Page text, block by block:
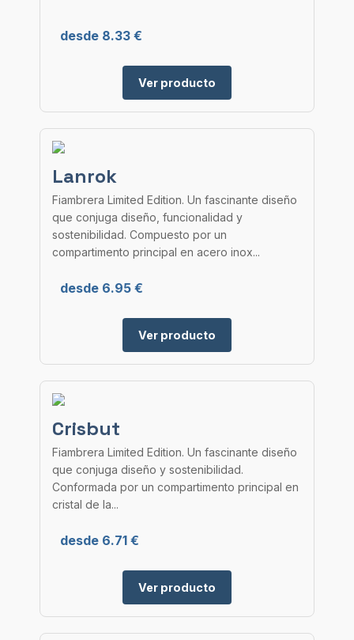
desde 8.33 €
Ver producto
Lanrok
Fiambrera Limited Edition. Un fascinante diseño
que conjuga diseño, funcionalidad y
sostenibilidad. Compuesto por un
compartimento principal en acero inox...
desde 6.95 €
Ver producto
Crisbut
Fiambrera Limited Edition. Un fascinante diseño
que conjuga diseño y sostenibilidad.
Conformada por un compartimento principal en
cristal de la...
desde 6.71 €
Ver producto